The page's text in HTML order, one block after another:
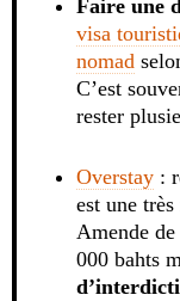
Faire une
visa
nomad
C’est
rester
Overstay :
est une
Amende
000 bahts